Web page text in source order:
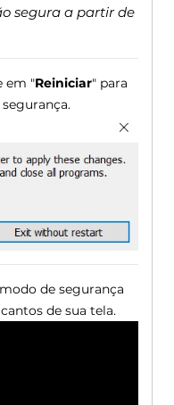
segura a partir de
em "Reiniciar" para
de segurança
de sua tela.